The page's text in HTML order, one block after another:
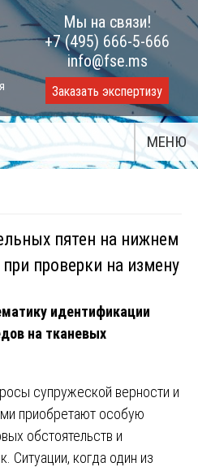
Мы на связи!
+7 (495) 666-5-666
info@fse.ms
Заказать экспертизу
МЕНЮ
пятен на нижнем
проверки на измену
идентификации
на тканевых
супружеской верности и
приобретают особую
обстоятельств и
Ситуации, когда один из